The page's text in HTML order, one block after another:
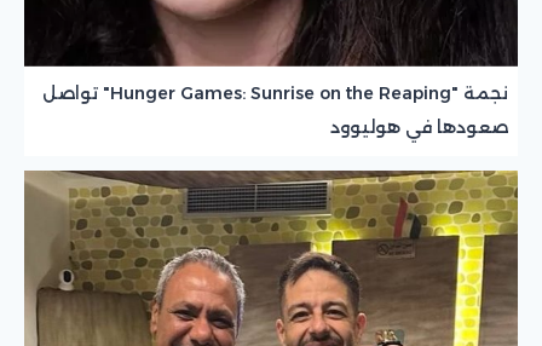
نجمة "Hunger Games: Sunrise on the Reaping" تواصل
صعودها في هوليوود